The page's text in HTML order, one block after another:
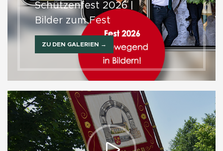
Schützenfest 2026 |
Bilder zum Fest
ZU DEN GALERIEN →